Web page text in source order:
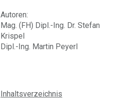
Autoren:
Mag. (FH) Dipl.-Ing. Dr. Stefan
Krispel
Dipl.-Ing. Martin Peyerl
Inhaltsverzeichnis